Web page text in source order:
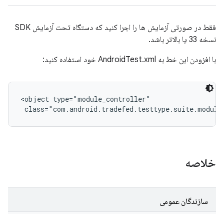
فقط در صورتی آزمایش ها را اجرا کنید که دستگاه تحت آزمایش SDK
نسخه 33 یا بالاتر باشد.
با افزودن این خط به AndroidTest.xml خود استفاده کنید:
<object type="module_controller"
خلاصه
سازندگان عمومی